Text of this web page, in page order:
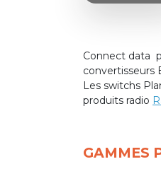
Connect data
convertisseurs
Les switchs
produits radio
GAMMES